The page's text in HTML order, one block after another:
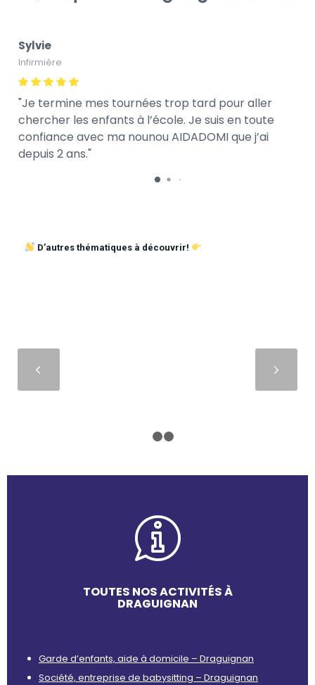
Sylvie
Infirmière
Je termine mes tournées trop tard pour aller
chercher les enfants à l’école. Je suis en toute
confiance avec ma nounou AIDADOMI que j’ai
depuis 2 ans.
D’autres thématiques à découvrir!
TOUTES NOS ACTIVITÉS À
DRAGUIGNAN
Garde d’enfants, aide à domicile – Draguignan
Société, entreprise de babysitting – Draguignan